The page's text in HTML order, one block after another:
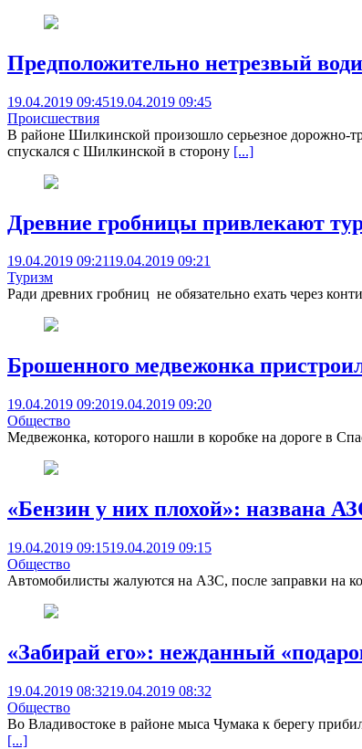
Предположительно нетрезвый
19.04.2019 09:4519.04.2019 09:45
Происшествия
В районе Шилкинской произошло серьезное дорожно-
спускался с Шилкинской в сторону [...]
Древние гробницы привлекают
19.04.2019 09:2119.04.2019 09:21
Туризм
Ради древних гробниц не обязательно ехать через
Брошенного медвежонка
19.04.2019 09:2019.04.2019 09:20
Общество
Медвежонка, которого нашли в коробке на дороге в
«Бензин у них плохой»: названа
19.04.2019 09:1519.04.2019 09:15
Общество
Автомобилисты жалуются на АЗС, после заправки на
«Забирай его»: нежданный
19.04.2019 08:3219.04.2019 08:32
Общество
Во Владивостоке в районе мыса Чумака к берегу
[...]